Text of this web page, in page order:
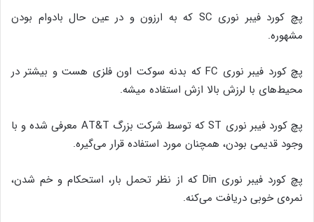
پچ کورد فیبر نوری SC که به ارزون و در عین حال بادوام بودن
مشهوره.
پچ کورد فیبر نوری FC که بدنه سوکت اون فلزی هست و بیشتر در
محیط‌های با لرزش بالا ازش استفاده میشه.
پچ کورد فیبر نوری ST که توسط شرکت بزرگ AT&T معرفی شده و با
وجود قدیمی بودن، همچنان مورد استفاده قرار می‌گیره.
پچ کورد فیبر نوری Din که از نظر تحمل بار، استحکام و خم شدن،
نمره‌ی خوبی دریافت می‌کنه.